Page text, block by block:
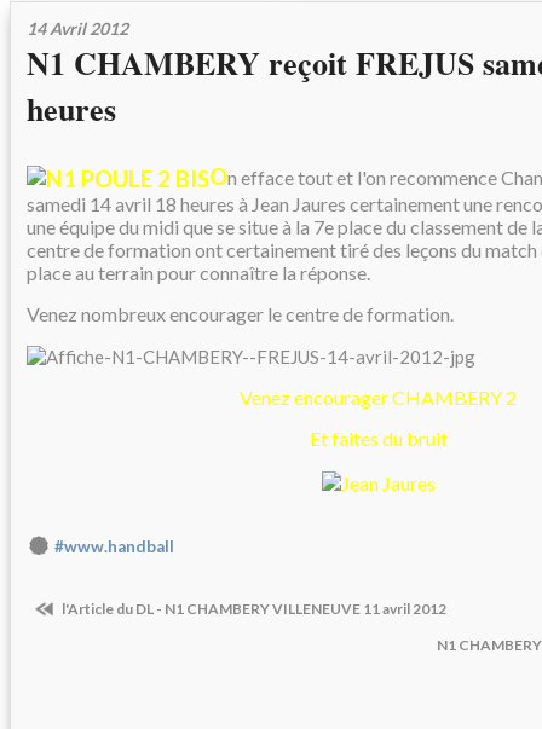
14 Avril 2012
N1 CHAMBERY reçoit FREJUS
heures
On efface tout et l'on recommence
samedi 14 avril 18 heures à Jean Jaures certainement une
une équipe du midi que se situe à la 7e place du classement de
centre de formation ont certainement tiré des leçons du match
place au terrain pour connaître la réponse.
Venez nombreux encourager le centre de formation.
Venez encourager CHAMBERY 2
Et faites du bruit
#www.handball
l'Article du DL - N1 CHAMBERY VILLENEUVE 11 avril 2012
N1